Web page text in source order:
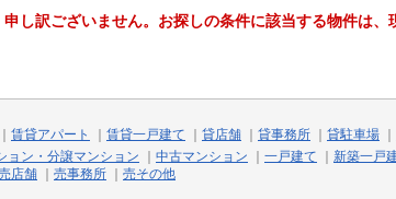
申し訳ございません。お探しの条件に該当する物件は、
賃貸アパート 賃貸一戸建て 貸店舗 貸事務所 貸駐車場
ョン・分譲マンション 中古マンション 一戸建て
新築一戸
店舗 売事務所
売その他